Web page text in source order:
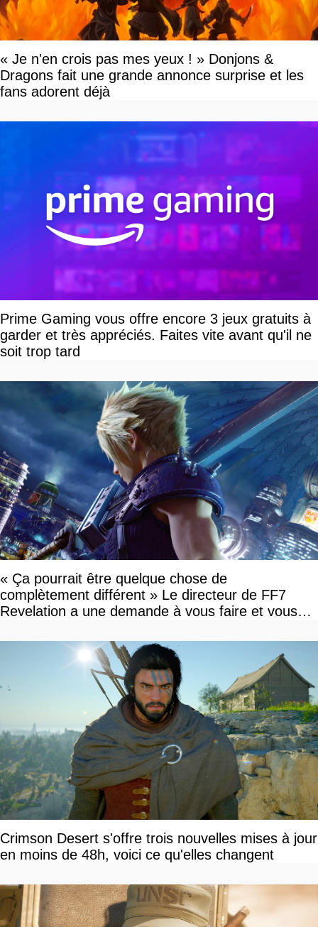
« Je n'en crois pas mes yeux ! » Donjons &
Dragons fait une grande annonce surprise et les
fans adorent déjà
Prime Gaming vous offre encore 3 jeux gratuits à
garder et très appréciés. Faites vite avant qu'il ne
soit trop tard
« Ça pourrait être quelque chose de
complètement différent » Le directeur de FF7
Revelation a une demande à vous faire et vous
Crimson Desert s'offre trois nouvelles mises à jour
en moins de 48h, voici ce qu'elles changent